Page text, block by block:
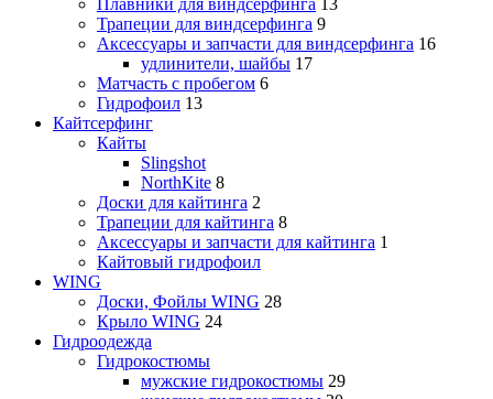
Плавники для виндсерфинга 13
Трапеции для виндсерфинга 9
Аксессуары и запчасти для виндсерфинга 16
удлинители, шайбы 17
Матчасть с пробегом 6
Гидрофоил 13
Кайтсерфинг
Кайты
Slingshot
NorthKite 8
Доски для кайтинга 2
Трапеции для кайтинга 8
Аксессуары и запчасти для кайтинга 1
Кайтовый гидрофоил
WING
Доски, Фойлы WING 28
Крыло WING 24
Гидроодежда
Гидрокостюмы
мужские гидрокостюмы 29